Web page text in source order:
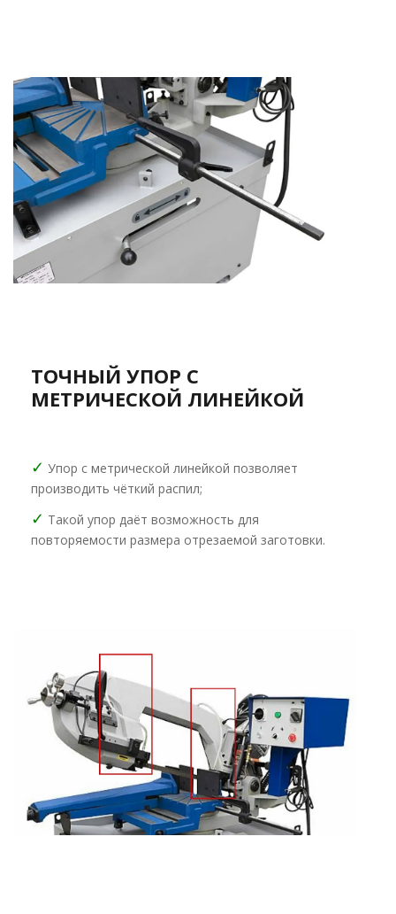
ТОЧНЫЙ УПОР С
МЕТРИЧЕСКОЙ ЛИНЕЙКОЙ
✓ Упор с метрической линейкой позволяет
производить чёткий распил;
✓ Такой упор даёт возможность для
повторяемости размера отрезаемой заготовки.